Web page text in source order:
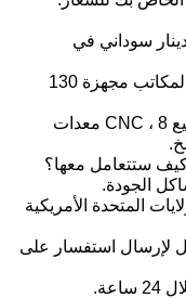
الصادرات السنوية حوالي 13.000.00 دينار سوداني في
مساحة المصنع 10000 متر مربع تشمل المكاتب مجهزة 130
6 آلات تزوير على الساخن ، 3 مراكز تصنيع CNC ، 8 معدات
الجودة.
المتحدة الأمريكية
لإرسال استفسار على